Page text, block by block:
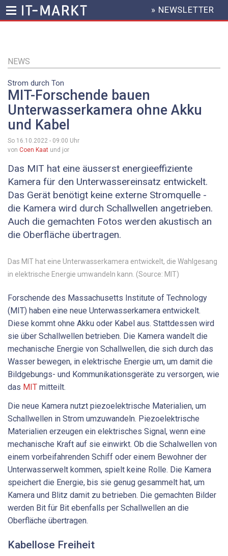
Inhalt
HEADER
MENU
» NEWSLETTER
NEWS
Strom durch Ton
MIT-Forschende bauen
Unterwasserkamera ohne Akku
und Kabel
So 16.10.2022 - 09:00 Uhr
von Coen Kaat und jor
Das MIT hat eine äusserst energieeffiziente
Kamera für den Unterwassereinsatz entwickelt.
Das Gerät benötigt keine externe Stromquelle -
die Kamera wird durch Schallwellen angetrieben.
Auch die gemachten Fotos werden akustisch an
die Oberfläche übertragen.
Das MIT hat eine Unterwasserkamera entwickelt, die Wahlgesang
in elektrische Energie umwandeln kann. (Source: MIT)
Forschende des Massachusetts Institute of Technology
(MIT) haben eine neue Unterwasserkamera entwickelt.
Diese kommt ohne Akku oder Kabel aus. Stattdessen wird
sie über Schallwellen betrieben. Die Kamera wandelt die
mechanische Energie von Schallwellen, die sich durch das
Wasser bewegen, in elektrische Energie um, um damit die
Bildgebungs- und Kommunikationsgeräte zu versorgen, wie
das MIT mitteilt.
Die neue Kamera nutzt piezoelektrische Materialien, um
Schallwellen in Strom umzuwandeln. Piezoelektrische
Materialien erzeugen ein elektrisches Signal, wenn eine
mechanische Kraft auf sie einwirkt. Ob die Schalwellen von
einem vorbeifahrenden Schiff oder einem Bewohner der
Unterwasserwelt kommen, spielt keine Rolle. Die Kamera
speichert die Energie, bis sie genug gesammelt hat, um
Kamera und Blitz damit zu betrieben. Die gemachten Bilder
werden Bit für Bit ebenfalls per Schallwellen an die
Oberfläche übertragen.
Kabellose Freiheit